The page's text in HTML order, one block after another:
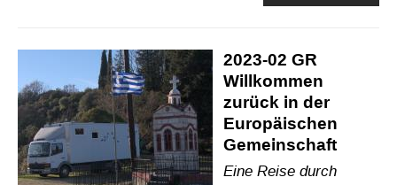
2023-02 GR
Willkommen
zurück in der
Europäischen
Gemeinschaft
Eine Reise durch